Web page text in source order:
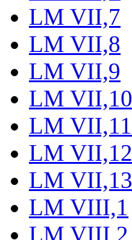
LM VII,7
LM VII,8
LM VII,9
LM VII,10
LM VII,11
LM VII,12
LM VII,13
LM VIII,1
LM VIII,2